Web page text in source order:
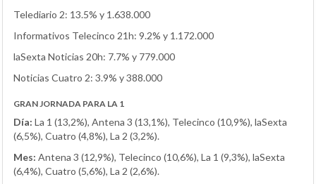
Telediario 2: 13.5% y 1.638.000
Informativos Telecinco 21h: 9.2% y 1.172.000
laSexta Noticias 20h: 7.7% y 779.000
Noticias Cuatro 2: 3.9% y 388.000
GRAN JORNADA PARA LA 1
Día: La 1 (13,2%), Antena 3 (13,1%), Telecinco (10,9%), laSexta
(6,5%), Cuatro (4,8%), La 2 (3,2%).
Mes: Antena 3 (12,9%), Telecinco (10,6%), La 1 (9,3%), laSexta
(6,4%), Cuatro (5,6%), La 2 (2,6%).